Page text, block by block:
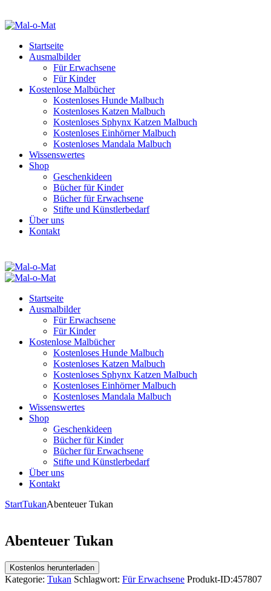
Startseite
Ausmalbilder
Für Erwachsene
Für Kinder
Kostenlose Malbücher
Kostenloses Hunde Malbuch
Kostenloses Katzen Malbuch
Kostenloses Sphynx Katzen Malbuch
Kostenloses Einhörner Malbuch
Kostenloses Mandala Malbuch
Wissenswertes
Shop
Geschenkideen
Bücher für Kinder
Bücher für Erwachsene
Stifte und Künstlerbedarf
Über uns
Kontakt
Startseite
Ausmalbilder
Für Erwachsene
Für Kinder
Kostenlose Malbücher
Kostenloses Hunde Malbuch
Kostenloses Katzen Malbuch
Kostenloses Sphynx Katzen Malbuch
Kostenloses Einhörner Malbuch
Kostenloses Mandala Malbuch
Wissenswertes
Shop
Geschenkideen
Bücher für Kinder
Bücher für Erwachsene
Stifte und Künstlerbedarf
Über uns
Kontakt
StartTukanAbenteuer Tukan
Abenteuer Tukan
Kostenlos herunterladen
Kategorie: Tukan Schlagwort: Für Erwachsene Produkt-ID:457807